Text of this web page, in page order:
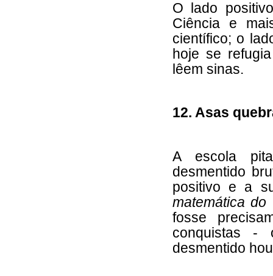
O lado
Ciência e
científico; o
hoje se
lêem sinas.
12. Asas
A escola
desmentido
positivo e a
matemática
fosse
conquistas -
desmentido